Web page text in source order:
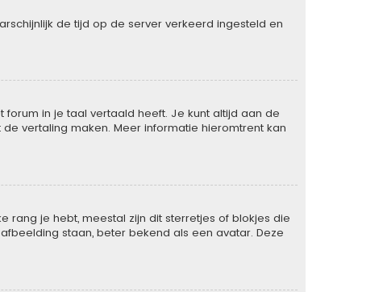
de tijd op de server verkeerd ingesteld en
in je taal vertaald heeft. Je kunt altijd aan de
vertaling maken. Meer informatie hieromtrent kan
rang je hebt, meestal zijn dit sterretjes of blokjes die
staan, beter bekend als een avatar. Deze